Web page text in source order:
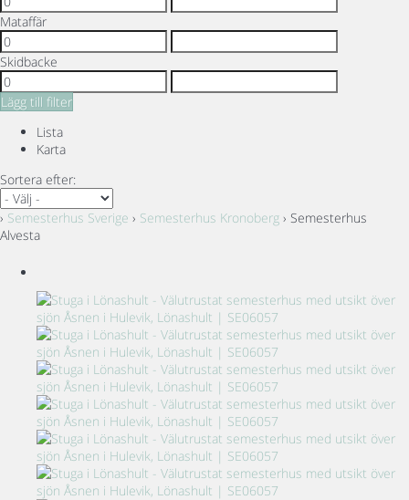
Mataffär
Skidbacke
Lägg till filter
Lista
Karta
Sortera efter:
› Semesterhus Sverige › Semesterhus Kronoberg › Semesterhus
Alvesta